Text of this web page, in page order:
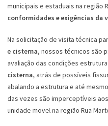
municipais e estaduais na região
conformidades e exigências da
Na solicitação de visita técnica
e cisterna, nossos técnicos são
avaliação das condições
cisterna, atrás de possíveis
abalando a estrutura e até
das vezes são imperceptíveis
unidade movel na região Rua